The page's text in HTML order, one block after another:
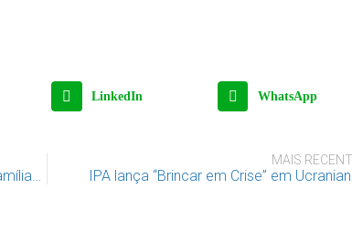
LinkedIn WhatsApp
1º Festival de Jogos de Tabuleiro para Famílias – 21 e 22 de maio no Casino Estoril
MAIS
IPA lança “Brincar em Crise” em